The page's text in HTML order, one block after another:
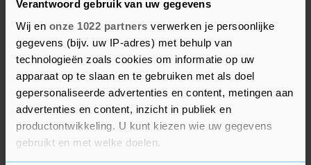
Verantwoord gebruik van uw gegevens
Wij en onze 1022 partners verwerken je persoonlijke
gegevens (bijv. uw IP-adres) met behulp van
technologieën zoals cookies om informatie op uw
apparaat op te slaan en te gebruiken met als doel
gepersonaliseerde advertenties en content, metingen aan
advertenties en content, inzicht in publiek en
productontwikkeling. U kunt kiezen wie uw gegevens
gebruikt en met welke doelen.
werken met "bepaalde (gevaarlijke) stoffen en
gevoelige informatie". Weerwind hoopt de nieuwe
regels per januari 2024 in te voeren.
Re-integratie
Wel zegt de minister dat er oog moet blijven voor
re-integratie en dat veroordeelden "niet volledig
uitgesloten worden van de maatschappij. Een